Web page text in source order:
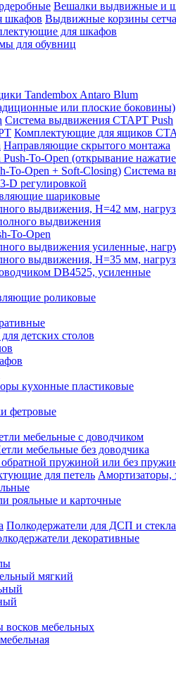
Вешалки выдвижные и
Выдвижные корзины
для шкафов
для обувниц
Tandembox Antaro Blum
Система выдвижения СТАРТ Push
Комплектующие для ящиков
Направляющие скрытого монтажа
Система
D регулировкой
шариковые
выдвижения, H=42 мм,
выдвижения
To-Open
выдвижения усиленные,
выдвижения, H=35 мм,
DB4525, усиленные
роликовые
детских столов
кухонные пластиковые
фетровые
мебельные с доводчиком
мебельные без доводчика
Амортизаторы,
рояльные и карточные
Полкодержатели для ДСП и стекла
декоративные
мягкий
восков мебельных